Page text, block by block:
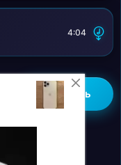
4:04
Добавить